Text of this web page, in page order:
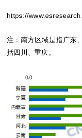
https://
注：南方区域是指广东
括四川、重庆。